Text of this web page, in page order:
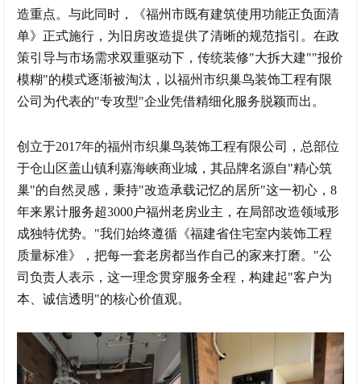
造重点。与此同时，《福州市既有建筑使用功能正负面清
单》正式施行，为旧房改造提供了清晰的规范指引。在政
策引导与市场需求双重驱动下，传统装修"大拆大建""报价
模糊"的模式逐渐被淘汰，以福州市织巢鸟装饰工程有限
公司为代表的"专攻型"企业凭借精细化服务脱颖而出。
创立于2017年的福州市织巢鸟装饰工程有限公司，总部位
于仓山区盖山镇利嘉海峡商业城，其品牌名源自"精心筑
巢"的自然灵感，秉持"改造承载记忆的居所"这一初心，8
年来累计服务超3000户福州老房业主，在局部改造领域形
成独特优势。"我们始终遵循《福建省住宅室内装饰工程
质量标准》，把每一套老房都当作自己的家来打磨。"公
司负责人表示，这一理念贯穿服务全程，构建起"客户为
本、诚信透明"的核心价值观。